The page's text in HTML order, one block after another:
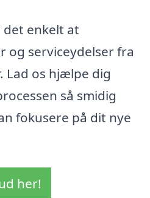
enkelt at
og serviceydelser fra
Lad os hjælpe dig
så smidig
fokusere på dit nye
her!